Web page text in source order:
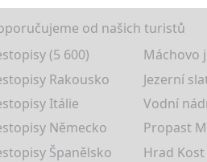
od našich turistů
(5 600)
Máchovo
Rakousko
Jezerní
Itálie
Vodní
Německo
Propast
Španělsko
Hrad Kost